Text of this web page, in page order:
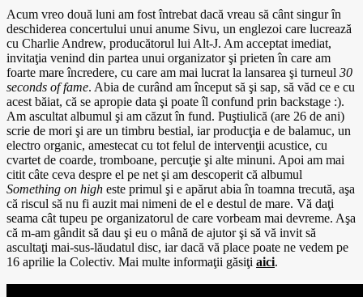
Acum vreo două luni am fost întrebat dacă vreau să cânt singur în
deschiderea concertului unui anume Sivu, un englezoi care lucrează
cu Charlie Andrew, producătorul lui Alt-J. Am acceptat imediat,
invitaţia venind din partea unui organizator şi prieten în care am
foarte mare încredere, cu care am mai lucrat la lansarea şi turneul 30
seconds of fame. Abia de curând am început să şi sap, să văd ce e cu
acest băiat, că se apropie data şi poate îl confund prin backstage :).
Am ascultat albumul şi am căzut în fund. Puştiulică (are 26 de ani)
scrie de mori şi are un timbru bestial, iar producţia e de balamuc, un
electro organic, amestecat cu tot felul de intervenţii acustice, cu
cvartet de coarde, tromboane, percuţie şi alte minuni. Apoi am mai
citit câte ceva despre el pe net şi am descoperit că albumul
Something on high este primul şi e apărut abia în toamna trecută, aşa
că riscul să nu fi auzit mai nimeni de el e destul de mare. Vă daţi
seama cât tupeu pe organizatorul de care vorbeam mai devreme. Aşa
că m-am gândit să dau şi eu o mână de ajutor şi să vă invit să
ascultaţi mai-sus-lăudatul disc, iar dacă vă place poate ne vedem pe
16 aprilie la Colectiv. Mai multe informaţii găsiţi aici.